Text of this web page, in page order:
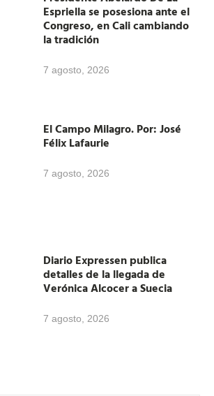
Espriella se posesiona ante el
Congreso, en Cali cambiando
la tradición
7 agosto, 2026
El Campo Milagro. Por: José
Félix Lafaurie
7 agosto, 2026
Diario Expressen publica
detalles de la llegada de
Verónica Alcocer a Suecia
7 agosto, 2026